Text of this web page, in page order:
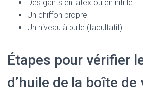
Des gants en latex ou en nitrile
Un chiffon propre
Un niveau à bulle (facultatif)
Étapes pour vérifier
d’huile de la boîte de